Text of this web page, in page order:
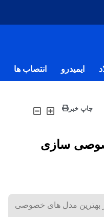
ایمیدرو انتصاب ها
چاپ خبر
خصوصی سازی
بهترین مدل های خصوصی